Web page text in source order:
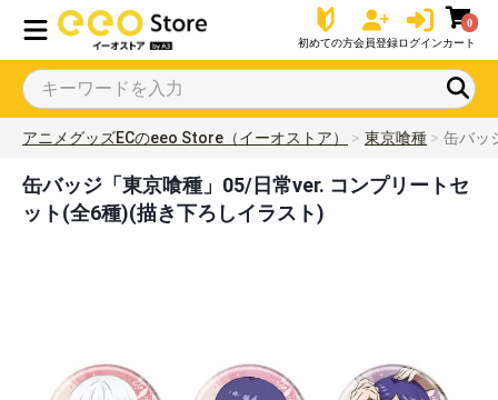
初めての方会員登録ログイン
0
カート
アニメグッズECのeeo Store（イーオストア） 東京喰種 缶バッ
缶バッジ「東京喰種」05/日常ver. コンプリートセ
ット(全6種)(描き下ろしイラスト)